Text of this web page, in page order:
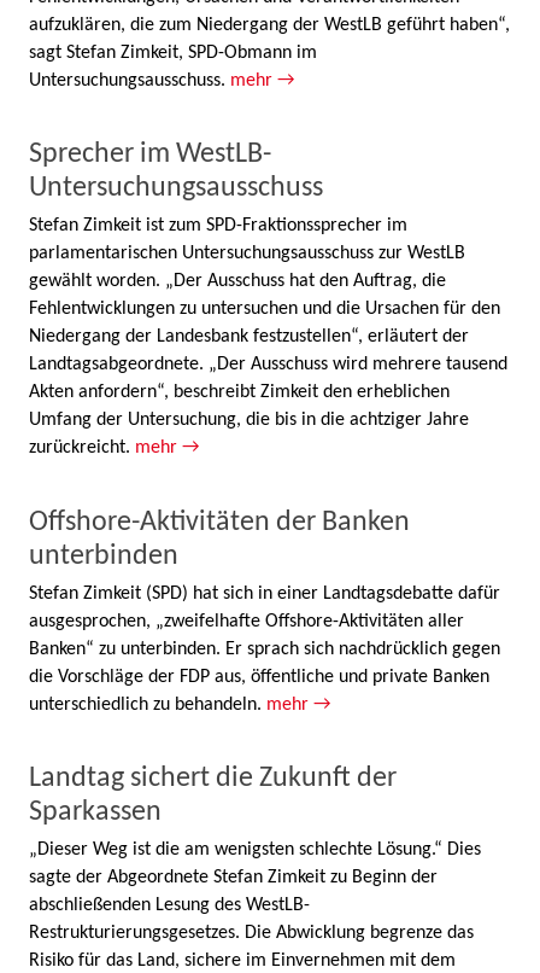
aufzuklären, die zum Niedergang der WestLB geführt haben“,
sagt Stefan Zimkeit, SPD-Obmann im
Untersuchungsausschuss. mehr →
Sprecher im WestLB-
Untersuchungsausschuss
Stefan Zimkeit ist zum SPD-Fraktionssprecher im
parlamentarischen Untersuchungsausschuss zur WestLB
gewählt worden. „Der Ausschuss hat den Auftrag, die
Fehlentwicklungen zu untersuchen und die Ursachen für den
Niedergang der Landesbank festzustellen“, erläutert der
Landtagsabgeordnete. „Der Ausschuss wird mehrere tausend
Akten anfordern“, beschreibt Zimkeit den erheblichen
Umfang der Untersuchung, die bis in die achtziger Jahre
zurückreicht. mehr →
Offshore-Aktivitäten der Banken
unterbinden
Stefan Zimkeit (SPD) hat sich in einer Landtagsdebatte dafür
ausgesprochen, „zweifelhafte Offshore-Aktivitäten aller
Banken“ zu unterbinden. Er sprach sich nachdrücklich gegen
die Vorschläge der FDP aus, öffentliche und private Banken
unterschiedlich zu behandeln. mehr →
Landtag sichert die Zukunft der
Sparkassen
„Dieser Weg ist die am wenigsten schlechte Lösung.“ Dies
sagte der Abgeordnete Stefan Zimkeit zu Beginn der
abschließenden Lesung des WestLB-
Restrukturierungsgesetzes. Die Abwicklung begrenze das
Risiko für das Land, sichere im Einvernehmen mit dem